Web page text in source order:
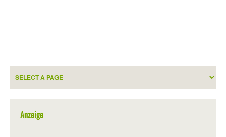
Anzeige